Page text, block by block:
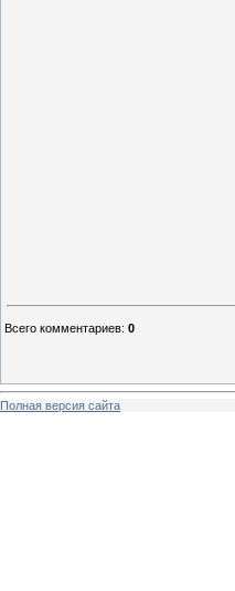
Всего комментариев: 0
Полная версия сайта